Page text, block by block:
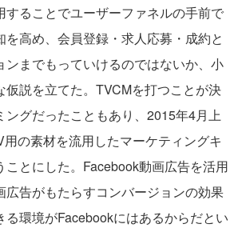
ることでユーザーファネルの手前で
を高め、会員登録・求人応募・成約と
ンまでもっていけるのではないか、小
仮説を立てた。TVCMを打つことが決
ングだったこともあり、2015年4月上
の素材を流用したマーケティングキ
ことにした。Facebook動画広告を活用
広告がもたらすコンバージョンの効果
る環境がFacebookにはあるからだとい